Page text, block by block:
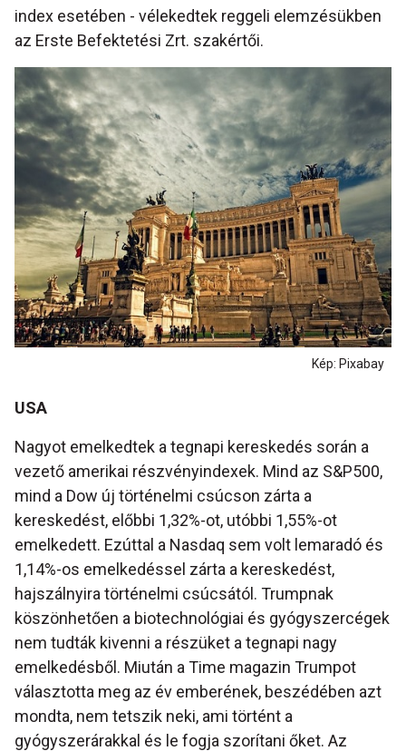
index esetében - vélekedtek reggeli elemzésükben
az Erste Befektetési Zrt. szakértői.
Kép: Pixabay
USA
Nagyot emelkedtek a tegnapi kereskedés során a
vezető amerikai részvényindexek. Mind az S&P500,
mind a Dow új történelmi csúcson zárta a
kereskedést, előbbi 1,32%-ot, utóbbi 1,55%-ot
emelkedett. Ezúttal a Nasdaq sem volt lemaradó és
1,14%-os emelkedéssel zárta a kereskedést,
hajszálnyira történelmi csúcsától. Trumpnak
köszönhetően a biotechnológiai és gyógyszercégek
nem tudták kivenni a részüket a tegnapi nagy
emelkedésből. Miután a Time magazin Trumpot
választotta meg az év emberének, beszédében azt
mondta, nem tetszik neki, ami történt a
gyógyszerárakkal és le fogja szorítani őket. Az